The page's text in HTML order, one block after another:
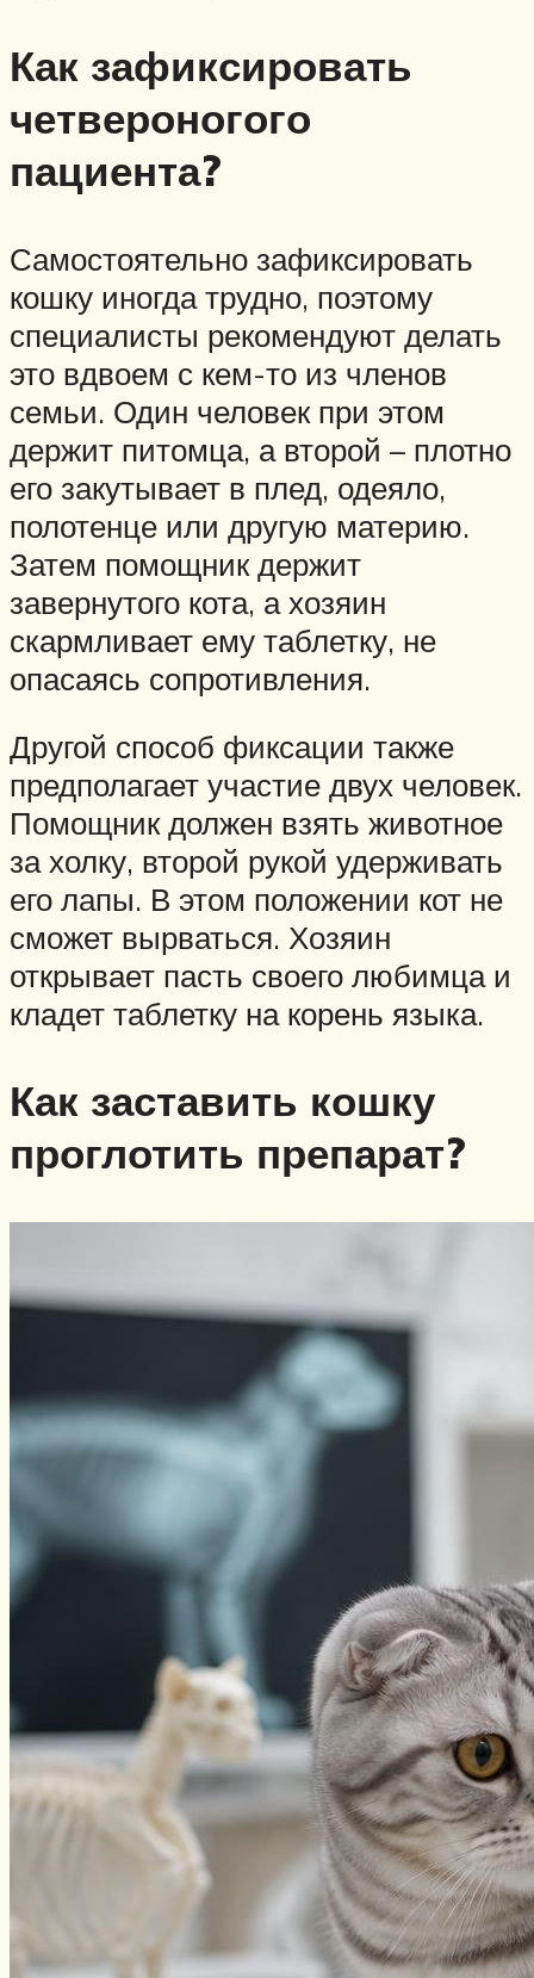
Как зафиксировать
четвероногого
пациента?
Самостоятельно зафиксировать
кошку иногда трудно, поэтому
специалисты рекомендуют делать
это вдвоем с кем-то из членов
семьи. Один человек при этом
держит питомца, а второй – плотно
его закутывает в плед, одеяло,
полотенце или другую материю.
Затем помощник держит
завернутого кота, а хозяин
скармливает ему таблетку, не
опасаясь сопротивления.
Другой способ фиксации также
предполагает участие двух человек.
Помощник должен взять животное
за холку, второй рукой удерживать
его лапы. В этом положении кот не
сможет вырваться. Хозяин
открывает пасть своего любимца и
кладет таблетку на корень языка.
Как заставить кошку
проглотить препарат?